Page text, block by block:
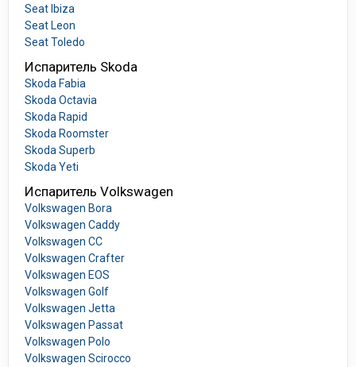
Seat Ibiza
Seat Leon
Seat Toledo
Испаритель Skoda
Skoda Fabia
Skoda Octavia
Skoda Rapid
Skoda Roomster
Skoda Superb
Skoda Yeti
Испаритель Volkswagen
Volkswagen Bora
Volkswagen Caddy
Volkswagen CC
Volkswagen Crafter
Volkswagen EOS
Volkswagen Golf
Volkswagen Jetta
Volkswagen Passat
Volkswagen Polo
Volkswagen Scirocco